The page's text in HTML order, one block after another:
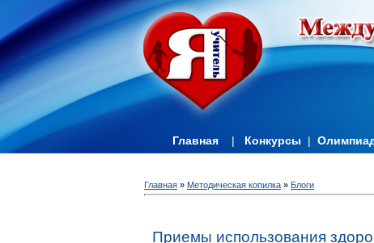
Главная | Конкурсы |
Главная » Методическая копилка » Блоги
Приемы использования